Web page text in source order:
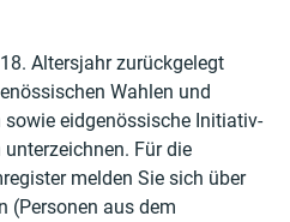
Altersjahr zurückgelegt
Wahlen und
eidgenössische Initiativ-
Für die
melden Sie sich über
(Personen aus dem